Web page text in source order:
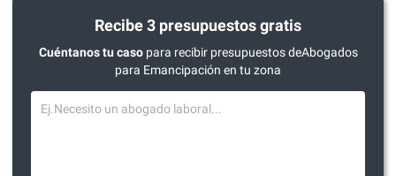
Recibe 3 presupuestos gratis
Cuéntanos tu casopara recibir presupuestos deAbogados
para Emancipación en tu zona